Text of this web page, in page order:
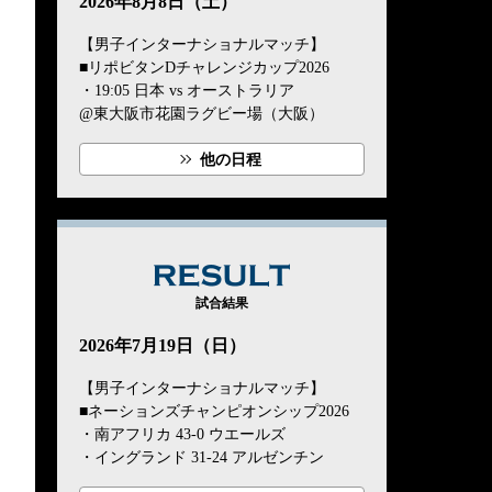
【男子インターナショナルマッチ】
■リポビタンDチャレンジカップ2026
・19:05 日本 vs オーストラリア
@東大阪市花園ラグビー場（大阪）
他の日程
試合結果
2026年7月19日（日）
【男子インターナショナルマッチ】
■ネーションズチャンピオンシップ2026
・南アフリカ 43-0 ウエールズ
・イングランド 31-24 アルゼンチン